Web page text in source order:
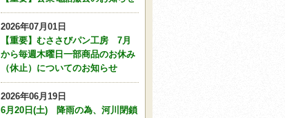
2026年07月01日
【重要】むささびパン工房 7月
から毎週木曜日一部商品のお休み
（休止）についてのお知らせ
2026年06月19日
6月20日(土) 降雨の為、河川閉鎖